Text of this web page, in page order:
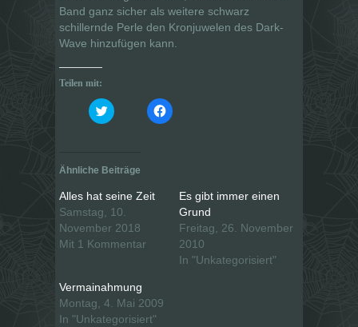
Band ganz sicher als weitere schwarz
schillernde Perle den Kronjuwelen des Dark-
Wave hinzufügen kann.
Teilen mit:
K
l
u
m
b
e
r
T
w
i
t
r
z
u
t
e
K
l
Ähnliche Beiträge
Alles hat seine Zeit
Samstag, 10.
November 2018
Mit 1 Kommentar
Es gibt immer einen
Grund
Freitag, 26. November
2010
In "Unkategorisiert"
Vermainahmung
Montag, 4. Mai 2009
In "Unkategorisiert"